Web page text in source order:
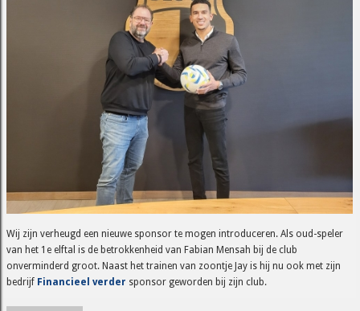
Wij zijn verheugd een nieuwe sponsor te mogen introduceren. Als oud-speler
van het 1e elftal is de betrokkenheid van Fabian Mensah bij de club
onverminderd groot. Naast het trainen van zoontje Jay is hij nu ook met zijn
bedrijf Financieel verder sponsor geworden bij zijn club.